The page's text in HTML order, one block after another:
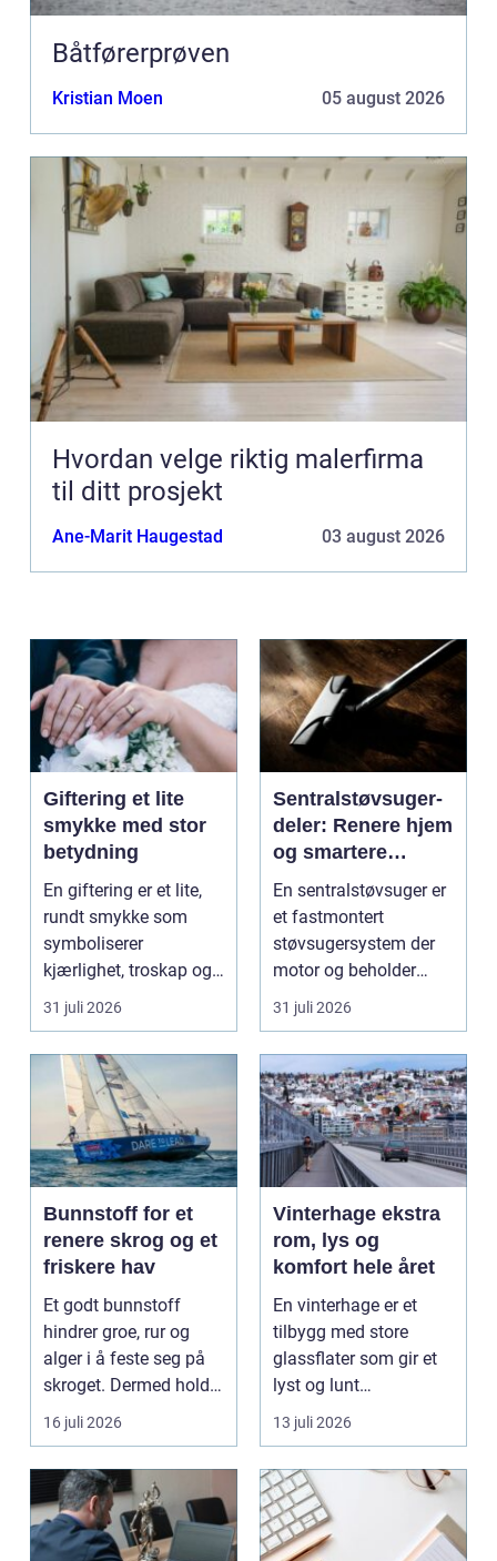
Båtførerprøven
Kristian Moen 05 august 2026
Hvordan velge riktig malerfirma
til ditt prosjekt
Ane-Marit Haugestad 03 august 2026
Giftering et lite
smykke med stor
betydning
En giftering er et lite,
rundt smykke som
symboliserer
kjærlighet, troskap og
felles framtid. Ringen...
31 juli 2026
Sentralstøvsuger-
deler: Renere hjem
og smartere
rengjøring
En sentralstøvsuger er
et fastmontert
støvsugersystem der
motor og beholder
står...
31 juli 2026
Bunnstoff for et
renere skrog og et
friskere hav
Et godt bunnstoff
hindrer groe, rur og
alger i å feste seg på
skroget. Dermed holder
båten bedre far...
16 juli 2026
Vinterhage ekstra
rom, lys og
komfort hele året
En vinterhage er et
tilbygg med store
glassflater som gir et
lyst og lunt
oppholdsrom nær
hagen, ogs...
13 juli 2026